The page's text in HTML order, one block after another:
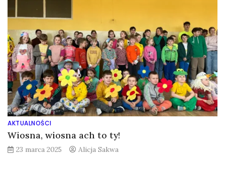
AKTUALNOŚCI
Wiosna, wiosna ach to ty!
23 marca 2025 Alicja Sakwa